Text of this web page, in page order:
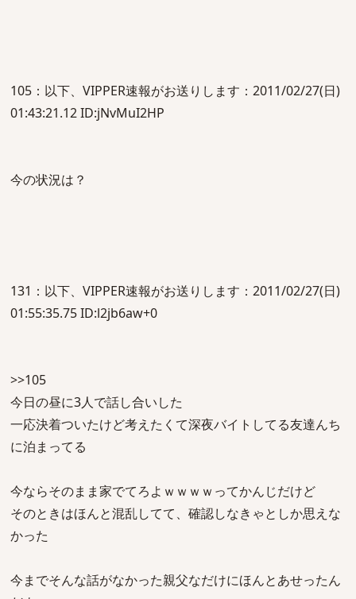
105：以下、VIPPER速報がお送りします：2011/02/27(日)
01:43:21.12 ID:jNvMuI2HP
今の状況は？
131：以下、VIPPER速報がお送りします：2011/02/27(日)
01:55:35.75 ID:l2jb6aw+0
>>105
今日の昼に3人で話し合いした
一応決着ついたけど考えたくて深夜バイトしてる友達んち
に泊まってる
今ならそのまま家でてろよｗｗｗｗってかんじだけど
そのときはほんと混乱してて、確認しなきゃとしか思えな
かった
今までそんな話がなかった親父なだけにほんとあせったん